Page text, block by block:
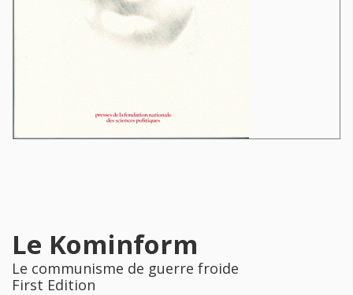
Le Kominform
Le communisme de guerre froide
First Edition